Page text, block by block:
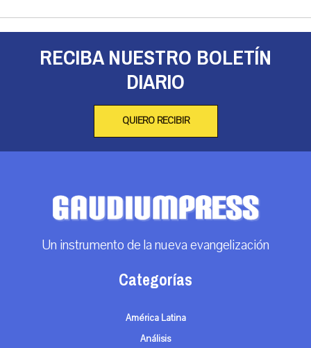
RECIBA NUESTRO BOLETÍN
DIARIO
QUIERO RECIBIR
Un instrumento de la nueva evangelización
Categorías
América Latina
Análisis